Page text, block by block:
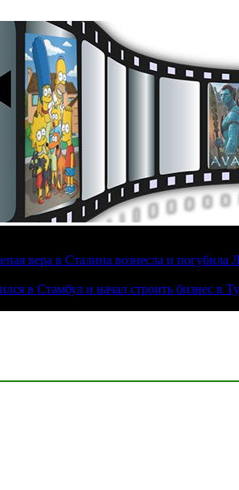
вера в Сталина вознесла и погубила
в Стамбул и начал строить бизнес в